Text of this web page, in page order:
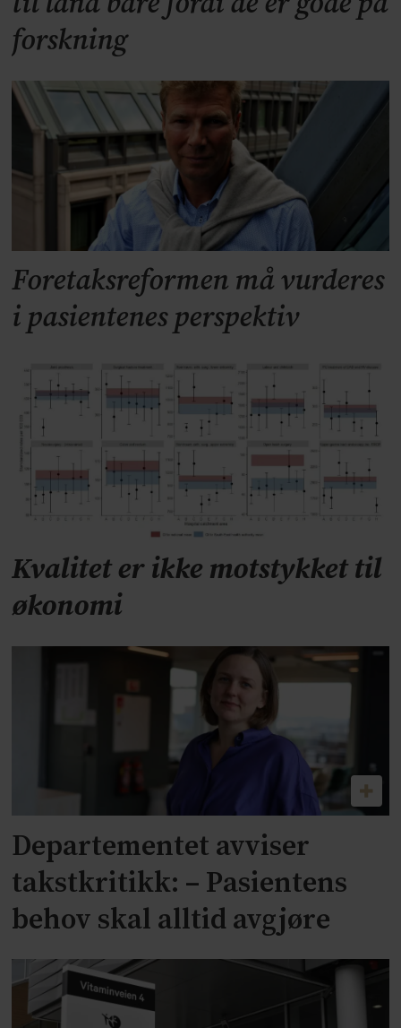
forskning
Foretaksreformen må vurderes
i pasientenes perspektiv
Kvalitet er ikke motstykket til
økonomi
Departementet avviser
takstkritikk: – Pasientens
behov skal alltid avgjøre